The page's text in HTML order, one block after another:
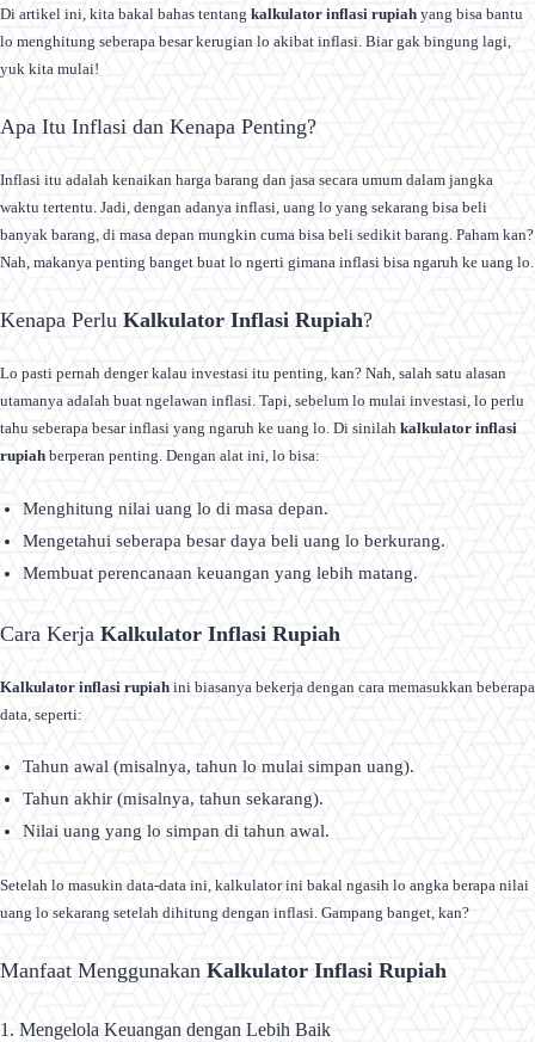
Di artikel ini, kita bakal bahas tentang kalkulator inflasi rupiah yang bisa bantu
lo menghitung seberapa besar kerugian lo akibat inflasi. Biar gak bingung lagi,
yuk kita mulai!
Apa Itu Inflasi dan Kenapa Penting?
Inflasi itu adalah kenaikan harga barang dan jasa secara umum dalam jangka
waktu tertentu. Jadi, dengan adanya inflasi, uang lo yang sekarang bisa beli
banyak barang, di masa depan mungkin cuma bisa beli sedikit barang. Paham kan?
Nah, makanya penting banget buat lo ngerti gimana inflasi bisa ngaruh ke uang lo.
Kenapa Perlu Kalkulator Inflasi Rupiah?
Lo pasti pernah denger kalau investasi itu penting, kan? Nah, salah satu alasan
utamanya adalah buat ngelawan inflasi. Tapi, sebelum lo mulai investasi, lo perlu
tahu seberapa besar inflasi yang ngaruh ke uang lo. Di sinilah kalkulator inflasi
rupiah berperan penting. Dengan alat ini, lo bisa:
Menghitung nilai uang lo di masa depan.
Mengetahui seberapa besar daya beli uang lo berkurang.
Membuat perencanaan keuangan yang lebih matang.
Cara Kerja Kalkulator Inflasi Rupiah
Kalkulator inflasi rupiah ini biasanya bekerja dengan cara memasukkan beberapa
data, seperti:
Tahun awal (misalnya, tahun lo mulai simpan uang).
Tahun akhir (misalnya, tahun sekarang).
Nilai uang yang lo simpan di tahun awal.
Setelah lo masukin data-data ini, kalkulator ini bakal ngasih lo angka berapa nilai
uang lo sekarang setelah dihitung dengan inflasi. Gampang banget, kan?
Manfaat Menggunakan Kalkulator Inflasi Rupiah
1. Mengelola Keuangan dengan Lebih Baik